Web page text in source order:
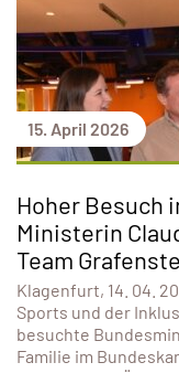
15. April 2026
Hoher Besuch
Ministerin
Team
Klagenfurt, 14. 04.
Sports und der
besuchte
Familie im